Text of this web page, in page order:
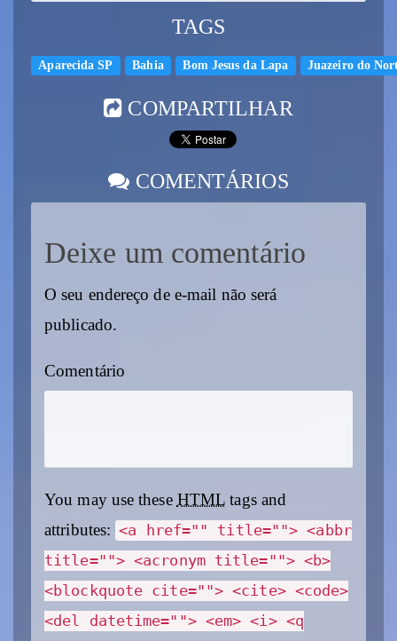
TAGS
Aparecida SP Bahia Bom Jesus da Lapa Juazeiro do
COMPARTILHAR
COMENTÁRIOS
Deixe um comentário
O seu endereço de e-mail não será
publicado.
Comentário
You may use these HTML tags and
attributes: <a href="" title=""> <abbr
title=""> <acronym title=""> <b>
<blockquote cite=""> <cite> <code>
<del datetime=""> <em> <i> <q